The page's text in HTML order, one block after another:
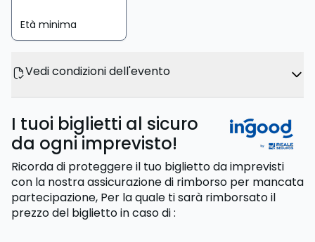
Età minima
Vedi condizioni dell'evento
I tuoi biglietti al sicuro
da ogni imprevisto!
Ricorda di proteggere il tuo biglietto da imprevisti
con la nostra assicurazione di rimborso per mancata
partecipazione, Per la quale ti sarà rimborsato il
prezzo del bigliettoin caso di: